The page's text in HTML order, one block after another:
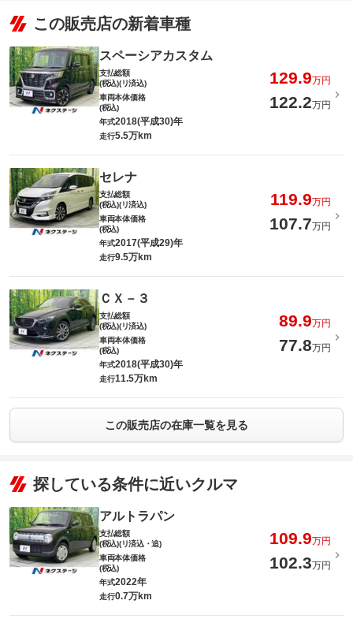
この販売店の新着車種
スペーシアカスタム
支払総額
(税込)(リ済込)
129.9万円
車両本体価格
(税込)
122.2万円
年式2018(平成30)年
走行5.5万km
セレナ
支払総額
(税込)(リ済込)
119.9万円
車両本体価格
(税込)
107.7万円
年式2017(平成29)年
走行9.5万km
ＣＸ－３
支払総額
(税込)(リ済込)
89.9万円
車両本体価格
(税込)
77.8万円
年式2018(平成30)年
走行11.5万km
この販売店の在庫一覧を見る
探している条件に近いクルマ
アルトラパン
支払総額
(税込)(リ済込・追)
109.9万円
車両本体価格
(税込)
102.3万円
年式2022年
走行0.7万km